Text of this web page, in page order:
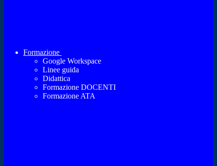
Formazione
Google Workspace
Linee guida
Didattica
Formazione DOCENTI
Formazione ATA